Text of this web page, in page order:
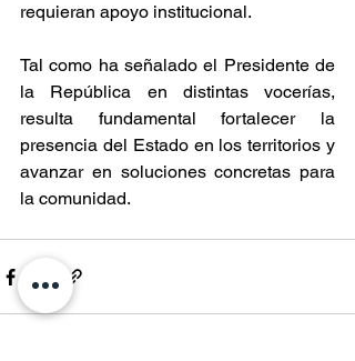
requieran apoyo institucional.
Tal como ha señalado el Presidente de
la República en distintas vocerías,
resulta fundamental fortalecer la
presencia del Estado en los territorios y
avanzar en soluciones concretas para
la comunidad.